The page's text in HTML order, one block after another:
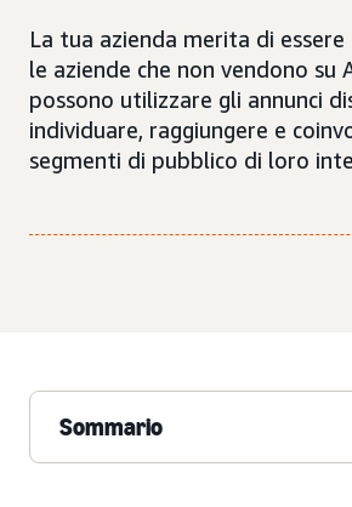
La tua azienda merita di
le aziende che non vendono su
possono utilizzare gli annunci
individuare, raggiungere e
segmenti di pubblico di loro
Sommario